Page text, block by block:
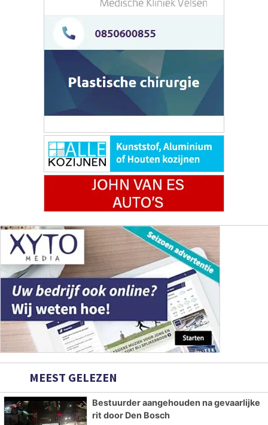
MEEST GELEZEN
Bestuurder aangehouden na gevaarlijke
rit door Den Bosch